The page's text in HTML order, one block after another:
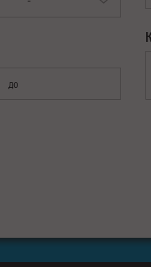
до